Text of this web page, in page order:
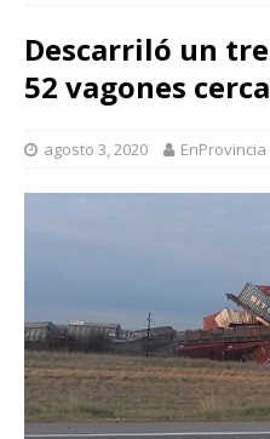
Descarriló un
52 vagones
agosto 3, 2020 EnProvincia